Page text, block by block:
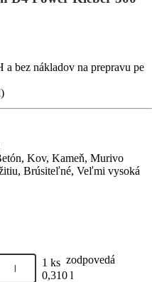
bez nákladov na prepravu pe
)
Kov, Kameň, Murivo
Brúsiteľné, Veľmi vysoká
l 1 ks zodpovedá
0,310 l